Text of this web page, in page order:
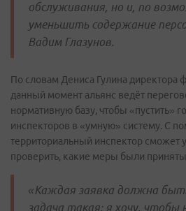
обслуживания, но и, по
уменьшить содержание
Вадим Глазунов.
По словам Дениса Гулина директора
данный момент альянс ведёт
нормативную базу, чтобы «пустить»
инспекторов в «умную» систему. С
территориальный инспектор сможет
проверить, какие меры были
«Каждая заявка должна
задача такая: я хочу, чтобы